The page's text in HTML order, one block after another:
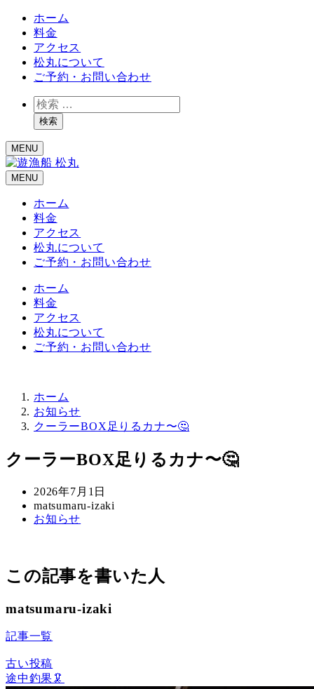
ホーム
料金
アクセス
松丸について
ご予約・お問い合わせ
検
索検索
MENU
MENU
ホーム
料金
アクセス
松丸について
ご予約・お問い合わせ
ホーム
料金
アクセス
松丸について
ご予約・お問い合わせ
ホーム
お知らせ
クーラーBOX足りるカナ〜🤔
クーラーBOX足りるカナ〜🤔
投
稿
日
2026年7月1日
著
者
matsumaru-izaki
カ
ー
お知らせ
この記事を書いた人
matsumaru-izaki
記事一覧
古い投稿
途中釣果🦑